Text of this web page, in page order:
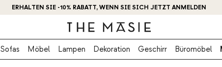
ERHALTEN SIE -10% RABATT, WENN SIE SICH JETZT ANMELDEN
Sofas Möbel Lampen Dekoration Geschirr Büromöbel